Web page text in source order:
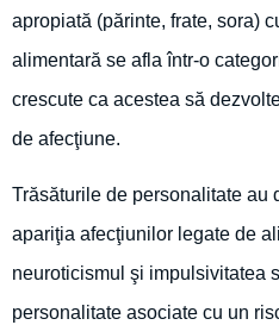
apropiată (părinte, frate, sora)
alimentară se afla într-o
crescute ca acestea să
de afecţiune.
Trăsăturile de personalitate au
apariţia afecţiunilor legate de
neuroticismul şi impulsivitatea
personalitate asociate cu un